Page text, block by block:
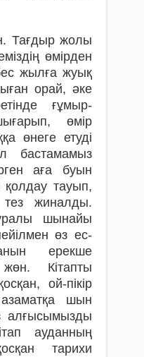
Тағдыр жолы
өмірден
жылға жуық
орай, әке
ғұмыр­
өмір
өнеге етуді
бастамамыз
аға буын
қолдау тауып,
тез жиналды.
шынайы
өз ес­
ерекше
Кітапты
ой-пікір
шын
алғысымызды
ауданның
тарихи